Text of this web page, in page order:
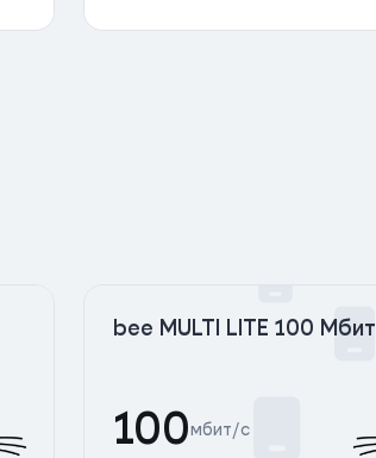
bee MULTI LITE 100 Мбит
100мбит/с